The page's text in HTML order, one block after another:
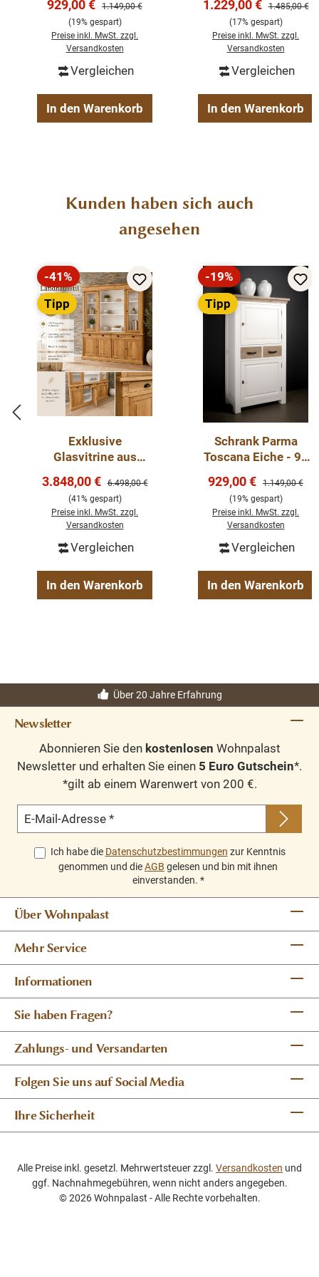
Die Abmessungen:ca.: Höhe 200 cm - Breite 140 cm
- Tiefe 45 cm.
stabile Regalböden
Verkaufspreis:
929,00 € Regulärer Preis:
1.149,00 €
(19% gespart)
Preise inkl. MwSt. zzgl.
Versandkosten
Vergleichen
In den Warenkorb
Verkaufspreis:
1.229,00 € Regulärer
1.485,00 €
(17% gespart)
Preise inkl. MwSt. zzgl.
Versandkosten
Vergleichen
In den Warenkorb
Produktgalerie überspringen
Kunden haben sich auch
angesehen
Rabatt
-41%
Tipp
Exklusive
Glasvitrine aus
hochwertige
Maßanfertigung
sofort lieferbar
Verkaufspreis:
3.848,00 € Regulärer Preis:
6.498,00 €
(41% gespart)
Preise inkl. MwSt. zzgl.
Versandkosten
Vergleichen
In den Warenkorb
Rabatt
-19%
Tipp
Schrank Parma
Toscana Eiche - 90
Verkaufspreis:
929,00 € Regulärer
1.149,00 €
(19% gespart)
Preise inkl. MwSt. zzgl.
Versandkosten
Vergleichen
In den Warenkorb
Über 20 Jahre Erfahrung
Newsletter
Abonnieren Sie den kostenlosen Wohnpalast
Newsletter und erhalten Sie einen 5 Euro Gutschein*.
*gilt ab einem Warenwert von 200 €.
E-Mail-Adresse *
Ich habe die Datenschutzbestimmungen zur Kenntnis
genommen und dieAGB gelesen und bin mit ihnen
einverstanden. *
Über Wohnpalast
Mehr Service
Informationen
Sie haben Fragen?
Zahlungs- und Versandarten
Folgen Sie uns auf Social Media
Ihre Sicherheit
Alle Preise inkl. gesetzl. Mehrwertsteuer zzgl. Versandkosten und
ggf. Nachnahmegebühren, wenn nicht anders angegeben.
© 2026 Wohnpalast - Alle Rechte vorbehalten.